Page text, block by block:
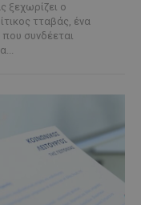
ξεχωρίζει ο
τταβάς, ένα
συνδέεται